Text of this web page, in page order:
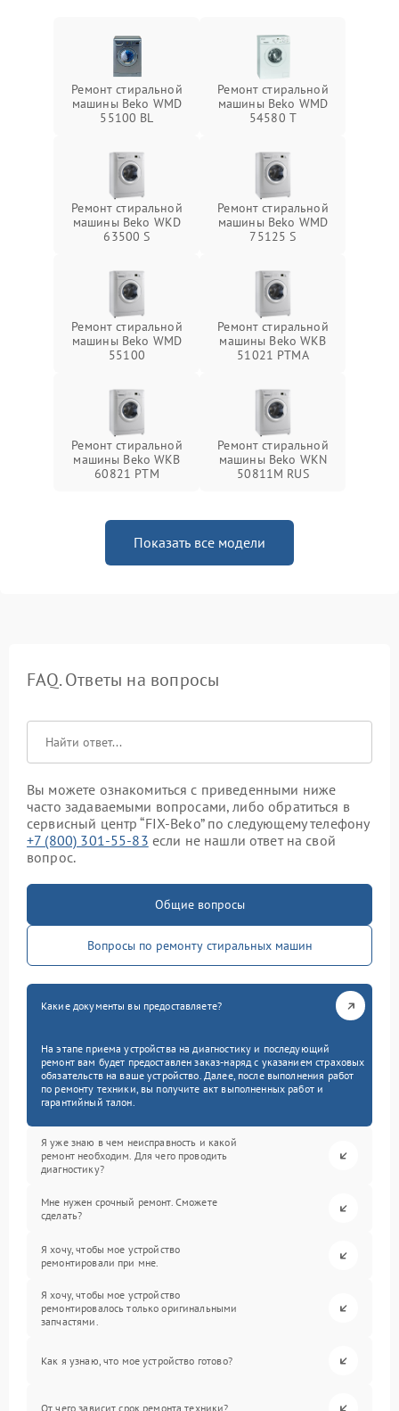
Ремонт стиральной
машины Beko WMD
55100 BL
Ремонт стиральной
машины Beko WMD
54580 T
Ремонт стиральной
машины Beko WKD
63500 S
Ремонт стиральной
машины Beko WMD
75125 S
Ремонт стиральной
машины Beko WMD
55100
Ремонт стиральной
машины Beko WKB
51021 PTМА
Ремонт стиральной
машины Beko WKB
60821 PTМ
Ремонт стиральной
машины Beko WKN
50811M RUS
Показать все модели
FAQ. Ответы на вопросы
Вы можете ознакомиться с приведенными ниже
часто задаваемыми вопросами, либо обратиться в
сервисный центр “FIX-Beko” по следующему телефону
+7 (800) 301-55-83 если не нашли ответ на свой
вопрос.
Общие вопросы
Вопросы по ремонту стиральных машин
Какие документы вы предоставляете?
На этапе приема устройства на диагностику и последующий
ремонт вам будет предоставлен заказ-наряд с указанием страховых
обязательств на ваше устройство. Далее, после выполнения работ
по ремонту техники, вы получите акт выполненных работ и
гарантийный талон.
Я уже знаю в чем неисправность и какой
ремонт необходим. Для чего проводить
диагностику?
Мне нужен срочный ремонт. Сможете
сделать?
Я хочу, чтобы мое устройство
ремонтировали при мне.
Я хочу, чтобы мое устройство
ремонтировалось только оригинальными
запчастями.
Как я узнаю, что мое устройство готово?
От чего зависит срок ремонта техники?